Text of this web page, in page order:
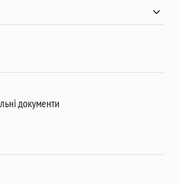
документи